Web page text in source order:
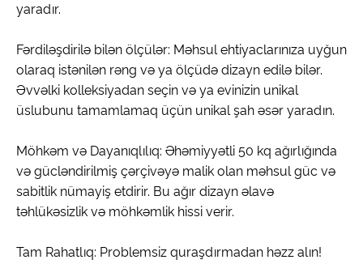
yaradır.
Fərdiləşdirilə bilən ölçülər: Məhsul ehtiyaclarınıza uyğun
olaraq istənilən rəng və ya ölçüdə dizayn edilə bilər.
Əvvəlki kolleksiyadan seçin və ya evinizin unikal
üslubunu tamamlamaq üçün unikal şah əsər yaradın.
Möhkəm və Dayanıqlılıq: Əhəmiyyətli 50 kq ağırlığında
və gücləndirilmiş çərçivəyə malik olan məhsul güc və
sabitlik nümayiş etdirir. Bu ağır dizayn əlavə
təhlükəsizlik və möhkəmlik hissi verir.
Tam Rahatlıq: Problemsiz quraşdırmadan həzz alın!